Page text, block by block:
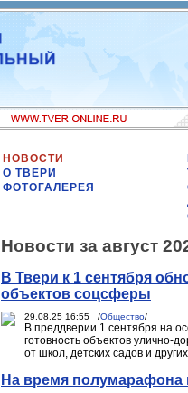
НОВОСТИ
О ТВЕРИ
ФОТОГАЛЕРЕЯ
Новости за август
В Твери к 1 сентября
объектов соцсферы
29.08.25 16:55 /Общество/
В преддверии 1 сентября на
готовность объектов улично-
от школ, детских садов и
На время полумарафона